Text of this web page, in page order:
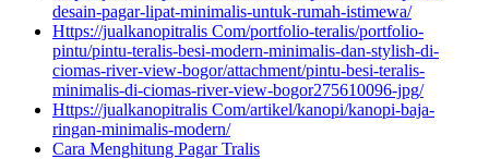
desain-pagar-lipat-minimalis-untuk-rumah-istimewa/
Https://jualkanopitralis Com/portfolio-teralis/portfolio-
pintu/pintu-teralis-besi-modern-minimalis-dan-stylish-di-
ciomas-river-view-bogor/attachment/pintu-besi-teralis-
minimalis-di-ciomas-river-view-bogor275610096-jpg/
Https://jualkanopitralis Com/artikel/kanopi/kanopi-baja-
ringan-minimalis-modern/
Cara Menghitung Pagar Tralis